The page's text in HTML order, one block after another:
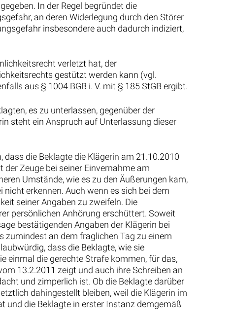
In der Regel begründet die
an deren Widerlegung durch den Störer
insbesondere auch dadurch indiziert,
verletzt hat, der
gestützt werden kann (vgl.
aus § 1004 BGB i. V. mit § 185 StGB ergibt.
es zu unterlassen, gegenüber der
steht ein Anspruch auf Unterlassung dieser
die Beklagte die Klägerin am 21.10.2010
der Zeuge bei seiner Einvernahme am
Umstände, wie es zu den Äußerungen kam,
erkennen. Auch wenn es sich bei dem
seiner Angaben zu zweifeln. Die
persönlichen Anhörung erschüttert. Soweit
bestätigenden Angaben der Klägerin bei
zumindest an dem fraglichen Tag zu einem
dass die Beklagte, wie sie
einmal die gerechte Strafe kommen, für das,
13.2.2011 zeigt und auch ihre Schreiben an
und zimperlich ist. Ob die Beklagte darüber
dahingestellt bleiben, weil die Klägerin im
und die Beklagte in erster Instanz demgemäß